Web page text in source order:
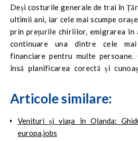
Deși costurile generale de trai în
ultimii ani, iar cele mai scumpe
prin prețurile chiriilor, emigrarea în
continuare una dintre cele
financiare pentru multe persoane.
însă planificarea corectă și
muncă cu locuință organizată de
găsi fără dificultate pe portalul
la început cea mai mare barieră
bucura pe deplin de salariile
Articole similare:
Venituri și viața în Olanda:
europa.jobs